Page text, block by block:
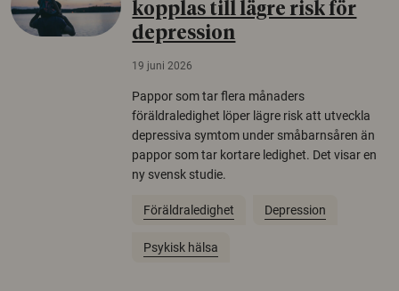
kopplas till lägre risk för
depression
19 juni 2026
Pappor som tar flera månaders
föräldraledighet löper lägre risk att utveckla
depressiva symtom under småbarnsåren än
pappor som tar kortare ledighet. Det visar en
ny svensk studie.
Föräldraledighet Depression
Psykisk hälsa